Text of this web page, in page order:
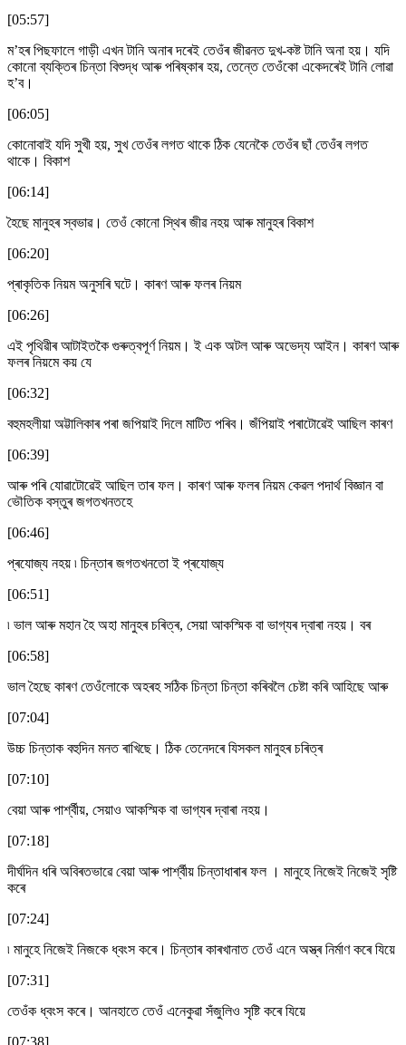
[05:57]
ম’হৰ পিছফালে গাড়ী এখন টানি অনাৰ দৰেই তেওঁৰ জীৱনত দুখ-কষ্ট টানি অনা হয়। যদি
কোনো ব্যক্তিৰ চিন্তা বিশুদ্ধ আৰু পৰিষ্কাৰ হয়, তেন্তে তেওঁকো একেদৰেই টানি লোৱা
হ’ব।
[06:05]
কোনোবাই যদি সুখী হয়, সুখ তেওঁৰ লগত থাকে ঠিক যেনেকৈ তেওঁৰ ছাঁ তেওঁৰ লগত
থাকে। বিকাশ
[06:14]
হৈছে মানুহৰ স্বভাৱ। তেওঁ কোনো স্থিৰ জীৱ নহয় আৰু মানুহৰ বিকাশ
[06:20]
প্ৰাকৃতিক নিয়ম অনুসৰি ঘটে। কাৰণ আৰু ফলৰ নিয়ম
[06:26]
এই পৃথিৱীৰ আটাইতকৈ গুৰুত্বপূৰ্ণ নিয়ম। ই এক অটল আৰু অভেদ্য আইন। কাৰণ আৰু
ফলৰ নিয়মে কয় যে
[06:32]
বহুমহলীয়া অট্টালিকাৰ পৰা জপিয়াই দিলে মাটিত পৰিব। জঁপিয়াই পৰাটোৱেই আছিল কাৰণ
[06:39]
আৰু পৰি যোৱাটোৱেই আছিল তাৰ ফল। কাৰণ আৰু ফলৰ নিয়ম কেৱল পদাৰ্থ বিজ্ঞান বা
ভৌতিক বস্তুৰ জগতখনতহে
[06:46]
প্ৰযোজ্য নহয় ৷ চিন্তাৰ জগতখনতো ই প্ৰযোজ্য
[06:51]
৷ ভাল আৰু মহান হৈ অহা মানুহৰ চৰিত্ৰ, সেয়া আকস্মিক বা ভাগ্যৰ দ্বাৰা নহয়। বৰ
[06:58]
ভাল হৈছে কাৰণ তেওঁলোকে অহৰহ সঠিক চিন্তা চিন্তা কৰিবলৈ চেষ্টা কৰি আহিছে আৰু
[07:04]
উচ্চ চিন্তাক বহুদিন মনত ৰাখিছে। ঠিক তেনেদৰে যিসকল মানুহৰ চৰিত্ৰ
[07:10]
বেয়া আৰু পাৰ্শ্বীয়, সেয়াও আকস্মিক বা ভাগ্যৰ দ্বাৰা নহয়।
[07:18]
দীৰ্ঘদিন ধৰি অবিৰতভাৱে বেয়া আৰু পাৰ্শ্বীয় চিন্তাধাৰাৰ ফল । মানুহে নিজেই নিজেই সৃষ্টি
কৰে
[07:24]
৷ মানুহে নিজেই নিজকে ধ্বংস কৰে। চিন্তাৰ কাৰখানাত তেওঁ এনে অস্ত্ৰ নিৰ্মাণ কৰে যিয়ে
[07:31]
তেওঁক ধ্বংস কৰে। আনহাতে তেওঁ এনেকুৱা সঁজুলিও সৃষ্টি কৰে যিয়ে
[07:38]